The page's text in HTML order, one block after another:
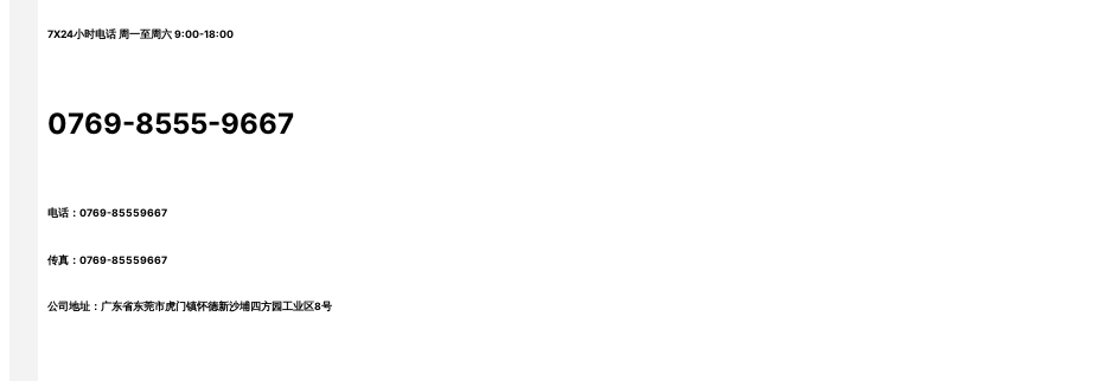
7X24小时电话 周一至周六 9:00-18:00
0769-8555-9667
电话：0769-85559667
传真：0769-85559667
公司地址：广东省东莞市虎门镇怀德新沙埔四方园工业区8号